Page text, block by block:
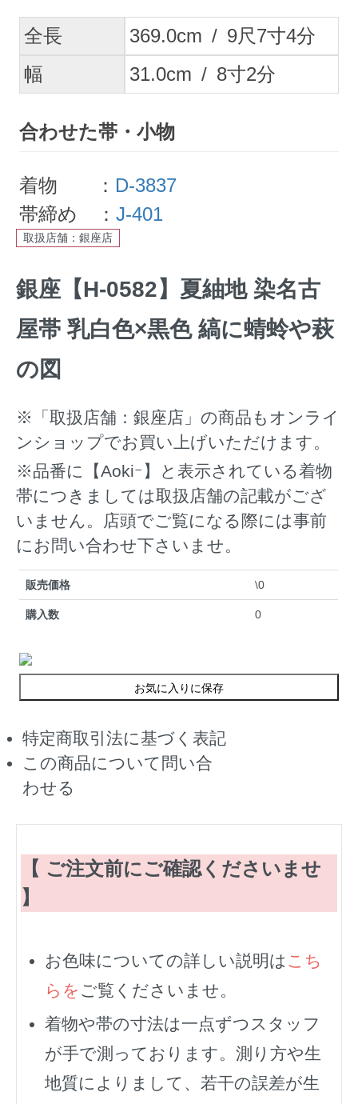
全長 369.0cm / 9尺7寸4分
幅
31.0cm / 8寸2分
合わせた帯・小物
着物 ： D-3837
帯締め ：J-401
取扱店舗：銀座店
銀座【H-0582】夏紬地 染名古
屋帯 乳白色×黒色 縞に蜻蛉や萩
の図
※「取扱店舗：銀座店」の商品もオンライ
ンショップでお買い上げいただけます。
※品番に【Aokiｰ】と表示されている着物
帯につきましては取扱店舗の記載がござ
いません。店頭でご覧になる際には事前
にお問い合わせ下さいませ。
販売価格 \0
購入数 0
お気に入りに保存
特定商取引法に基づく表記
この商品について問い合
わせる
【 ご注文前にご確認くださいませ
】
お色味についての詳しい説明は こち
らを ご覧くださいませ。
着物や帯の寸法は一点ずつスタッフ
が手で測っております。測り方や生
地質によりまして、若干の誤差が生